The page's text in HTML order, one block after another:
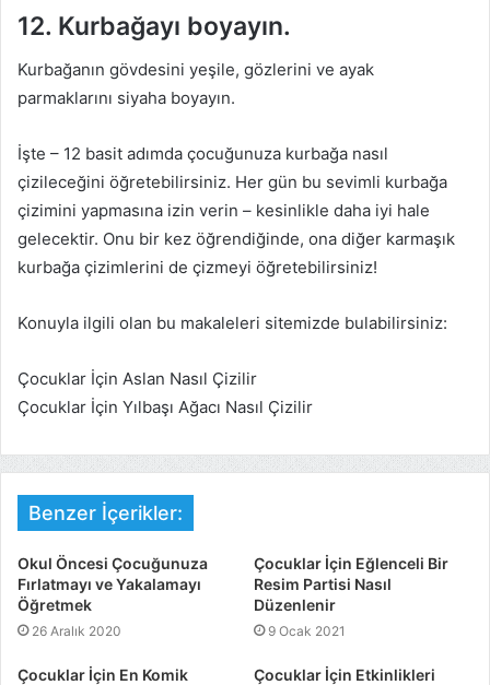
12. Kurbağayı boyayın.
Kurbağanın gövdesini yeşile, gözlerini ve ayak
parmaklarını siyaha boyayın.
İşte – 12 basit adımda çocuğunuza kurbağa nasıl
çizileceğini öğretebilirsiniz. Her gün bu sevimli kurbağa
çizimini yapmasına izin verin – kesinlikle daha iyi hale
gelecektir. Onu bir kez öğrendiğinde, ona diğer karmaşık
kurbağa çizimlerini de çizmeyi öğretebilirsiniz!
Konuyla ilgili olan bu makaleleri sitemizde bulabilirsiniz:
Çocuklar İçin Aslan Nasıl Çizilir
Çocuklar İçin Yılbaşı Ağacı Nasıl Çizilir
Benzer İçerikler:
Okul Öncesi Çocuğunuza
Fırlatmayı ve Yakalamayı
Öğretmek
26 Aralık 2020
Çocuklar İçin Eğlenceli Bir
Resim Partisi Nasıl
Düzenlenir
9 Ocak 2021
Çocuklar İçin En Komik
Çocuklar İçin Etkinlikleri